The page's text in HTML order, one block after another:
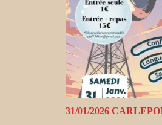
31/01/2026